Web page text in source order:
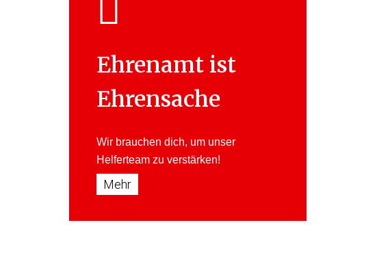
Ehrenamt ist
Ehrensache
Wir brauchen dich, um unser
Helferteam zu verstärken!
Mehr